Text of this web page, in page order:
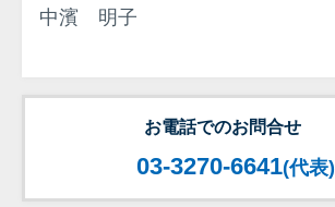
中濱 明子
お電話でのお問合せ
03-3270-6641(代表)